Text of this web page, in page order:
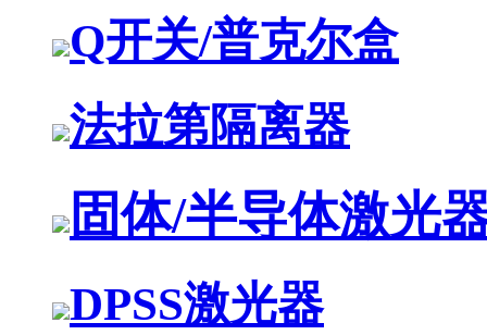
Q开关/普克尔盒
法拉第隔离器
固体/半导体激光
DPSS激光器